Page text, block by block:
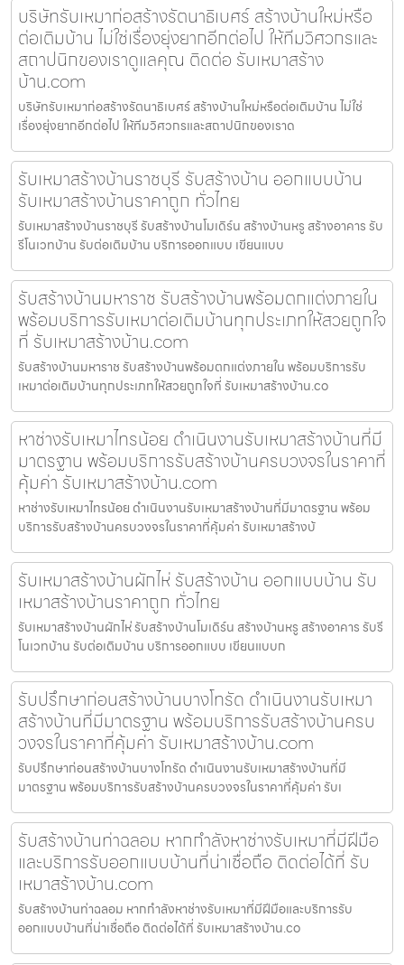
บริษัทรับเหมาก่อสร้างรัตนาธิเบศร์ สร้างบ้านใหม่หรือ
ต่อเติมบ้าน ไม่ใช่เรื่องยุ่งยากอีกต่อไป ให้ทีมวิศวกรและ
สถาปนิกของเราดูแลคุณ ติดต่อ รับเหมาสร้าง
บ้าน.com
บริษัทรับเหมาก่อสร้างรัตนาธิเบศร์ สร้างบ้านใหม่หรือต่อเติมบ้าน ไม่ใช่
เรื่องยุ่งยากอีกต่อไป ให้ทีมวิศวกรและสถาปนิกของเราด
รับเหมาสร้างบ้านราชบุรี รับสร้างบ้าน ออกแบบบ้าน
รับเหมาสร้างบ้านราคาถูก ทั่วไทย
รับเหมาสร้างบ้านราชบุรี รับสร้างบ้านโมเดิร์น สร้างบ้านหรู สร้างอาคาร รับ
รีโนเวทบ้าน รับต่อเติมบ้าน บริการออกแบบ เขียนแบบ
รับสร้างบ้านมหาราช รับสร้างบ้านพร้อมตกแต่งภายใน
พร้อมบริการรับเหมาต่อเติมบ้านทุกประเภทให้สวยถูกใจ
ที่ รับเหมาสร้างบ้าน.com
รับสร้างบ้านมหาราช รับสร้างบ้านพร้อมตกแต่งภายใน พร้อมบริการรับ
เหมาต่อเติมบ้านทุกประเภทให้สวยถูกใจที่ รับเหมาสร้างบ้าน.co
หาช่างรับเหมาไทรน้อย ดำเนินงานรับเหมาสร้างบ้านที่มี
มาตรฐาน พร้อมบริการรับสร้างบ้านครบวงจรในราคาที่
คุ้มค่า รับเหมาสร้างบ้าน.com
หาช่างรับเหมาไทรน้อย ดำเนินงานรับเหมาสร้างบ้านที่มีมาตรฐาน พร้อม
บริการรับสร้างบ้านครบวงจรในราคาที่คุ้มค่า รับเหมาสร้างบ้
รับเหมาสร้างบ้านผักไห่ รับสร้างบ้าน ออกแบบบ้าน รับ
เหมาสร้างบ้านราคาถูก ทั่วไทย
รับเหมาสร้างบ้านผักไห่ รับสร้างบ้านโมเดิร์น สร้างบ้านหรู สร้างอาคาร รับรี
โนเวทบ้าน รับต่อเติมบ้าน บริการออกแบบ เขียนแบบก
รับปรึกษาก่อนสร้างบ้านบางโทรัด ดำเนินงานรับเหมา
สร้างบ้านที่มีมาตรฐาน พร้อมบริการรับสร้างบ้านครบ
วงจรในราคาที่คุ้มค่า รับเหมาสร้างบ้าน.com
รับปรึกษาก่อนสร้างบ้านบางโทรัด ดำเนินงานรับเหมาสร้างบ้านที่มี
มาตรฐาน พร้อมบริการรับสร้างบ้านครบวงจรในราคาที่คุ้มค่า รับเ
รับสร้างบ้านท่าฉลอม หากกำลังหาช่างรับเหมาที่มีฝีมือ
และบริการรับออกแบบบ้านที่น่าเชื่อถือ ติดต่อได้ที่ รับ
เหมาสร้างบ้าน.com
รับสร้างบ้านท่าฉลอม หากกำลังหาช่างรับเหมาที่มีฝีมือและบริการรับ
ออกแบบบ้านที่น่าเชื่อถือ ติดต่อได้ที่ รับเหมาสร้างบ้าน.co